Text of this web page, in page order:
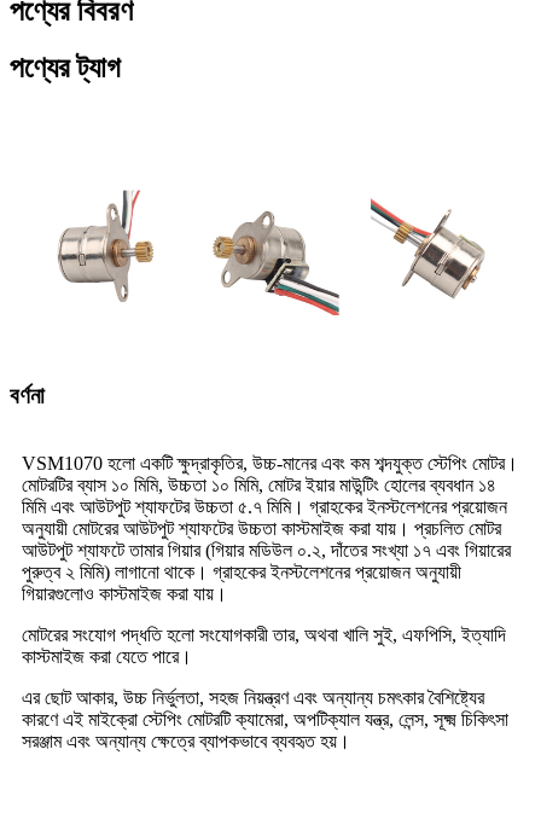
পণ্যের বিবরণ
পণ্যের ট্যাগ
বর্ণনা
VSM1070 হলো একটি ক্ষুদ্রাকৃতির, উচ্চ-মানের এবং কম শব্দযুক্ত স্টেপিং মোটর।
মোটরটির ব্যাস ১০ মিমি, উচ্চতা ১০ মিমি, মোটর ইয়ার মাউন্টিং হোলের ব্যবধান ১৪
মিমি এবং আউটপুট শ্যাফটের উচ্চতা ৫.৭ মিমি। গ্রাহকের ইনস্টলেশনের প্রয়োজন
অনুযায়ী মোটরের আউটপুট শ্যাফটের উচ্চতা কাস্টমাইজ করা যায়। প্রচলিত মোটর
আউটপুট শ্যাফটে তামার গিয়ার (গিয়ার মডিউল ০.২, দাঁতের সংখ্যা ১৭ এবং গিয়ারের
পুরুত্ব ২ মিমি) লাগানো থাকে। গ্রাহকের ইনস্টলেশনের প্রয়োজন অনুযায়ী
গিয়ারগুলোও কাস্টমাইজ করা যায়।
মোটরের সংযোগ পদ্ধতি হলো সংযোগকারী তার, অথবা খালি সুই, এফপিসি, ইত্যাদি
কাস্টমাইজ করা যেতে পারে।
এর ছোট আকার, উচ্চ নির্ভুলতা, সহজ নিয়ন্ত্রণ এবং অন্যান্য চমৎকার বৈশিষ্ট্যের
কারণে এই মাইক্রো স্টেপিং মোটরটি ক্যামেরা, অপটিক্যাল যন্ত্র, লেন্স, সূক্ষ্ম চিকিৎসা
সরঞ্জাম এবং অন্যান্য ক্ষেত্রে ব্যাপকভাবে ব্যবহৃত হয়।